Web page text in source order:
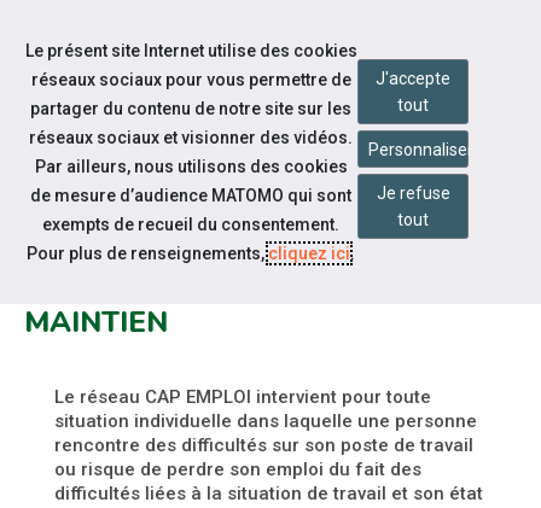
Aller au contenu
Espace candidat
DÉPÔT D'UN NOUVEAU
MAINTIEN
Le réseau CAP EMPLOI intervient pour toute
situation individuelle dans laquelle une personne
rencontre des difficultés sur son poste de travail
ou risque de perdre son emploi du fait des
difficultés liées à la situation de travail et son état
Le présent site Internet utilise des cookies
réseaux sociaux pour vous permettre de
partager du contenu de notre site sur les
réseaux sociaux et visionner des vidéos.
Par ailleurs, nous utilisons des cookies
de mesure d’audience MATOMO qui sont
exempts de recueil du consentement.
Pour plus de renseignements,cliquez ici.
J'accepte
tout
Personnaliser
Je refuse
tout